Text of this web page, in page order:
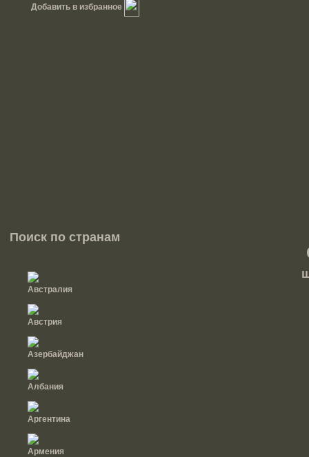
Добавить в избранное
Поиск по странам
Австралия
Австрия
Азербайджан
Албания
Аргентина
Армения